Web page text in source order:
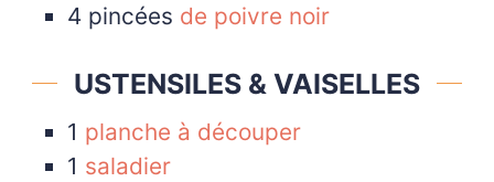
4 pincées de poivre noir
USTENSILES & VAISELLES
1 planche à découper
1 saladier